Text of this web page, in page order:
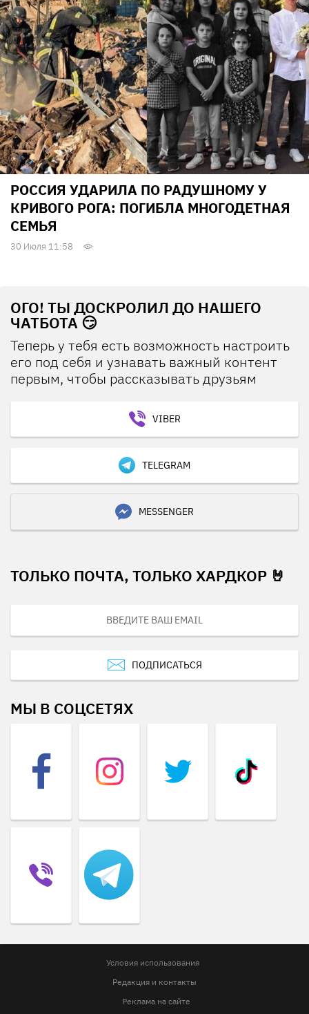
РОССИЯ УДАРИЛА ПО РАДУШНОМУ У
КРИВОГО РОГА: ПОГИБЛА МНОГОДЕТНАЯ
СЕМЬЯ
30 Июля 11:58
ОГО! ТЫ ДОСКРОЛИЛ ДО НАШЕГО
ЧАТБОТА 😏
Теперь у тебя есть возможность настроить
его под себя и узнавать важный контент
первым, чтобы рассказывать друзьям
VIBER
TELEGRAM
MESSENGER
ТОЛЬКО ПОЧТА, ТОЛЬКО ХАРДКОР 🤘
ПОДПИСАТЬСЯ
МЫ В СОЦСЕТЯХ
Условия использования
Редакция и контакты
Реклама на сайте